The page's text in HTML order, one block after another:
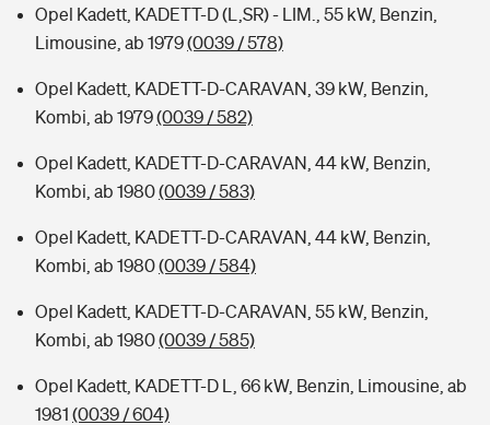
Opel Kadett, KADETT-D (L,SR) - LIM., 55 kW, Benzin,
Limousine, ab 1979(0039 / 578)
Opel Kadett, KADETT-D-CARAVAN, 39 kW, Benzin,
Kombi, ab 1979(0039 / 582)
Opel Kadett, KADETT-D-CARAVAN, 44 kW, Benzin,
Kombi, ab 1980(0039 / 583)
Opel Kadett, KADETT-D-CARAVAN, 44 kW, Benzin,
Kombi, ab 1980(0039 / 584)
Opel Kadett, KADETT-D-CARAVAN, 55 kW, Benzin,
Kombi, ab 1980(0039 / 585)
Opel Kadett, KADETT-D L, 66 kW, Benzin, Limousine, ab
1981 (0039 / 604)